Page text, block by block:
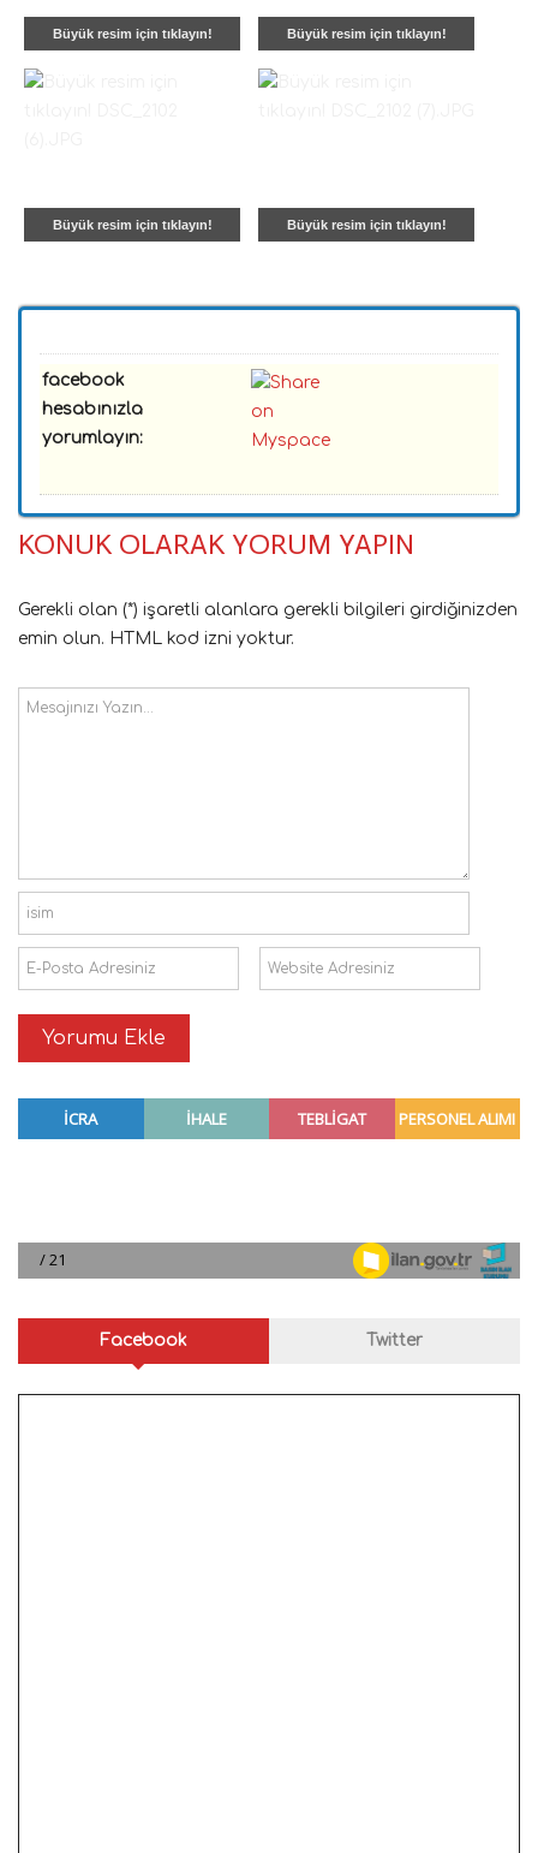
Büyük resim için tıklayın! Büyük resim için tıklayın!
Büyük resim için tıklayın! Büyük resim için tıklayın!
facebook
hesabınızla
yorumlayın:
KONUK OLARAK YORUM YAPIN
Gerekli olan (*) işaretli alanlara gerekli bilgileri girdiğinizden
emin olun. HTML kod izni yoktur.
Facebook Twitter